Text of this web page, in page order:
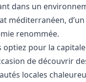
dans un
méditerranéen,
renommée.
optiez pour la
de découvrir
locales